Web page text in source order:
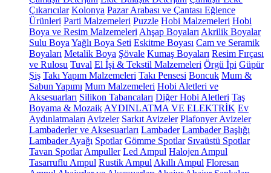
Çıkarıcılar Kolonya Pazar Arabası ve Çantası Eğlence
Ürünleri Parti Malzemeleri Puzzle Hobi Malzemeleri Hobi
Boya ve Resim Malzemeleri Ahşap Boyaları Akrilik Boyalar
Sulu Boya Yağlı Boya Seti Eskitme Boyası Cam ve Seramik
Boyaları Metalik Boya Şövale Kumaş Boyaları Resim Fırçası
ve Rulosu Tuval El İşi & Tekstil Malzemeleri Örgü İpi Güpür
Şiş Takı Yapım Malzemeleri Takı Pensesi Boncuk Mum &
Sabun Yapımı Mum Malzemeleri Hobi Aletleri ve
Aksesuarları Silikon Tabancaları Diğer Hobi Aletleri Taş
Boyama & Mozaik AYDINLATMA VE ELEKTRİK Ev
Aydınlatmaları Avizeler Sarkıt Avizeler Plafonyer Avizeler
Lambaderler ve Aksesuarları Lambader Lambader Başlığı
Lambader Ayağı Spotlar Gömme Spotlar Sıvaüstü Spotlar
Tavan Spotlar Ampuller Led Ampul Halojen Ampul
Tasarruflu Ampul Rustik Ampul Akıllı Ampul Floresan